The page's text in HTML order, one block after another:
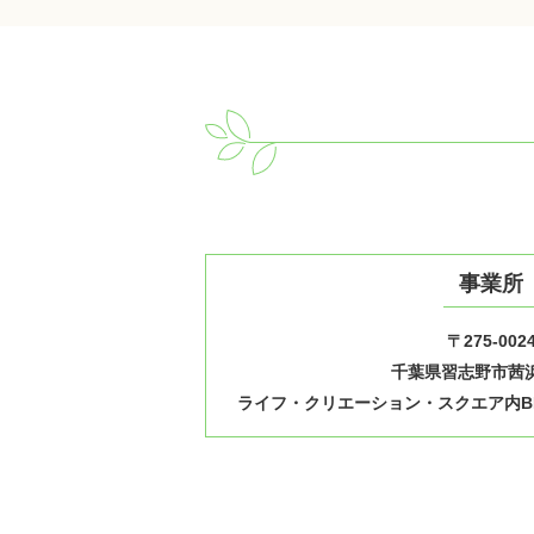
事業所
〒275-
千葉県習志野市茜
ライフ・クリエーション・スクエア内